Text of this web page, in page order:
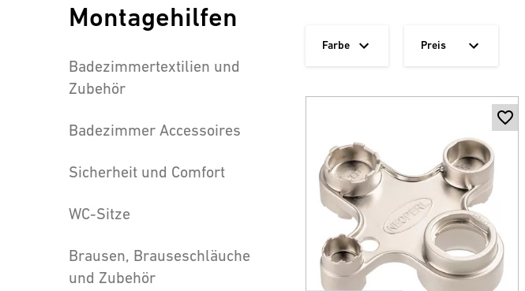
Montagehilfen
Badezimmertextilien und
Zubehör
Badezimmer Accessoires
Sicherheit und Comfort
WC-Sitze
Brausen, Brauseschläuche
und Zubehör
Farbe Preis